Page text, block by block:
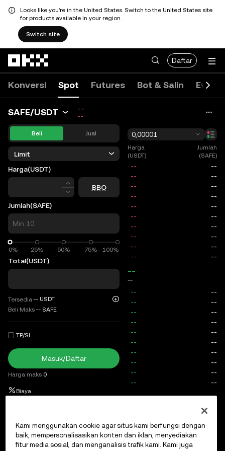
Looks like you're in the United States. Switch to the United States site
for products available in your region.
Switch site
Daftar
Konversi Spot Futures Bot & Salin Event
SAFE/USDT --
--
Beli Jual
Limit
Harga(USDT)
Harga
BBO
Jumlah(SAFE)
0% 25% 50% 75% 100%
0%
Total(USDT)
Tersedia -- USDT
Beli Maks-- SAFE
TP/SL
Masuk/Daftar
Harga maks 0
Biaya
0,00001
Harga
(USDT)
Jumlah
(SAFE)
--
--
Kami menggunakan cookie agar situs kami berfungsi dengan
baik, mempersonalisasikan konten dan iklan, menyediakan
fitur media sosial, dan menganalisis trafik kami. Kami juga